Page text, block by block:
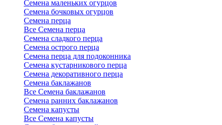
Семена маленьких огурцов
Семена бочковых огурцов
Семена перца
Все Семена перца
Семена сладкого перца
Семена острого перца
Семена перца для подоконника
Семена кустарникового перца
Семена декоративного перца
Семена баклажанов
Все Семена баклажанов
Семена ранних баклажанов
Семена капусты
Все Семена капусты